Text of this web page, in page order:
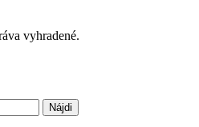
vyhradené.